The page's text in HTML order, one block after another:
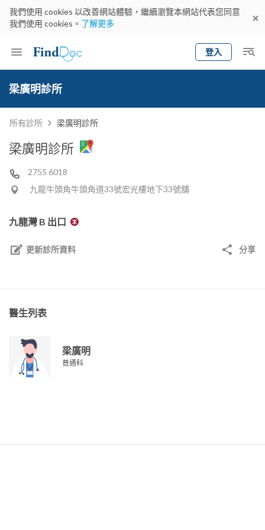
我們使用 cookies 以改善網站體驗，繼續瀏覽本網站代表您同意
我們使用 cookies。 了解更多
登入
Keyword
梁廣明診所
所有診所 梁廣明診所
梁廣明診所
2755 6018
九龍牛頭角牛頭角道33號宏光樓地下33號舖
九龍灣 B 出口
更新診所資料 分享
醫生列表
梁廣明
普通科